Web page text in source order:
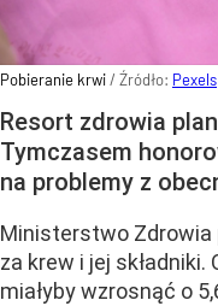
Pobieranie krwi/ Źródło: Pexels
Resort zdrowia
Tymczasem
na problemy z
Ministerstwo Zdrowia
za krew i jej
miałyby wzrosnąć o